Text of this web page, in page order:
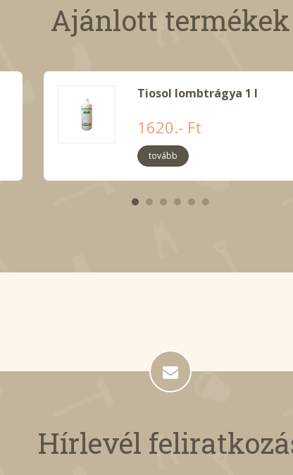
Ajánlott termékek
Tiosol lombtrágya 1 l
1620.- Ft
tovább
Hírlevél